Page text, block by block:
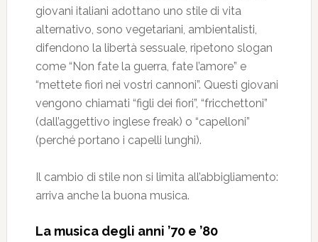
giovani italiani adottano uno stile di vita
alternativo, sono vegetariani, ambientalisti,
difendono la libertà sessuale, ripetono slogan
come “Non fate la guerra, fate l’amore” e
“mettete fiori nei vostri cannoni”. Questi giovani
vengono chiamati “figli dei fiori”, “fricchettoni”
(dall’aggettivo inglese freak) o “capelloni”
(perché portano i capelli lunghi).
Il cambio di stile non si limita all’abbigliamento:
arriva anche la buona musica.
La musica degli anni ’70 e ’80